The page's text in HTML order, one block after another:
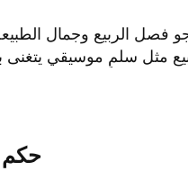
فصل الربيع وجمال
مثل سلمٍ موسيقي يتغنى